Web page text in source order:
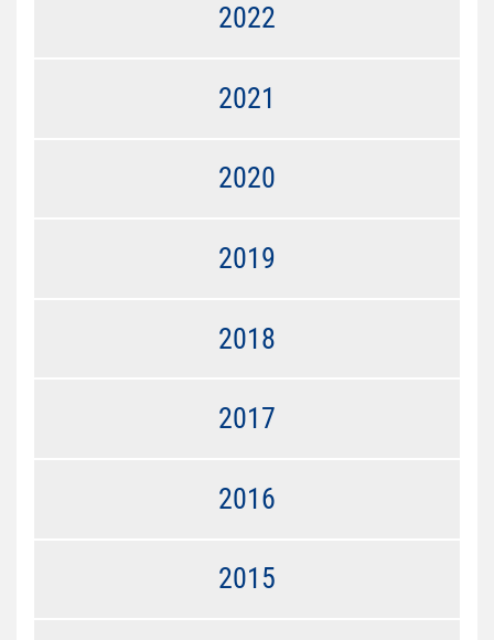
2022
2021
2020
2019
2018
2017
2016
2015